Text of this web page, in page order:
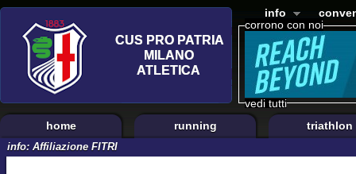
corrono con noi
vedi tutti
info
home running triathlon
info: Affiliazione FITRI